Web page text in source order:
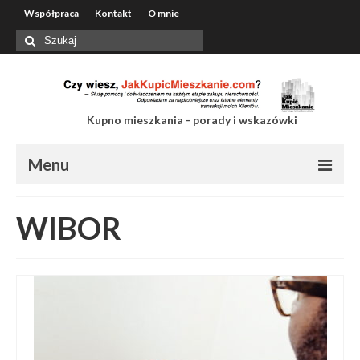
Współpraca Kontakt O mnie
Szuklaj
w:
Kupno mieszkania - porady i wskazówki
Menu
Kontakt
O mnie
WIBOR